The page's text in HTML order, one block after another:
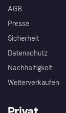
AGB
Presse
Sicherheit
Datenschutz
Nachhaltigkeit
Weiterverkaufen